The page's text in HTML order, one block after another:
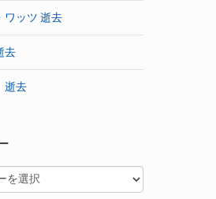
ワッツ 逝去
去
逝去